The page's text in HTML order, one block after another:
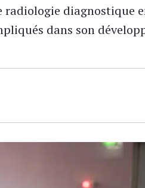
diagnostique
dans son